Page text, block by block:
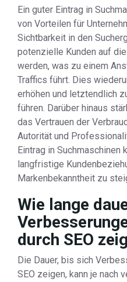
Ein guter Eintrag in
von Vorteilen für
Sichtbarkeit in den
potenzielle Kunden auf
werden, was zu einem
Traffics führt. Dies
erhöhen und letztendlich
führen. Darüber hinaus
das Vertrauen der
Autorität und
Eintrag in Suchmaschinen
langfristige
Markenbekanntheit zu
Wie lange
durch SEO
Die Dauer, bis sich
SEO zeigen, kann je nach